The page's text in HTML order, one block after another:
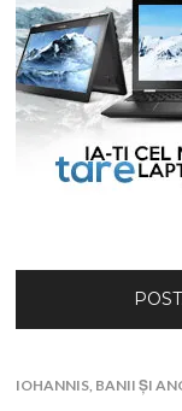
IOHANNIS, BANII ȘI